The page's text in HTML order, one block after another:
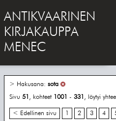
ANTIKVAARINEN
KIRJAKAUPPA
MENEC
> Hakusana: sota
Sivu 51 , kohteet 1001 - 331 , löytyi
< Edellinen sivu 1 2 3 4